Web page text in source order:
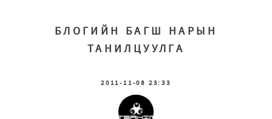
БЛОГИЙН БАГШ НАРЫН
ТАНИЛЦУУЛГА
2011-11-08 23:33